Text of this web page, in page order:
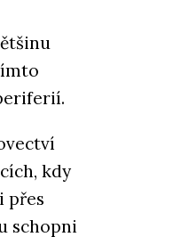
kdy
přes
schopni